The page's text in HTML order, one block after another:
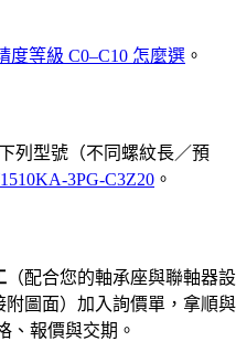
度等級 C0–C10 怎麼選 。
列型號（不同螺紋長／預
3PG-C3Z20 。
（配合您的軸承座與聯軸器設
圖面）加入詢價單，拿順與
、報價與交期。